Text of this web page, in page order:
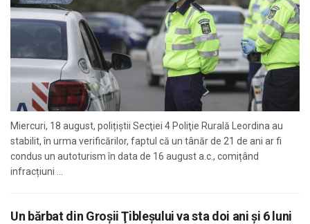
Miercuri, 18 august, polițiștii Secţiei 4 Poliţie Rurală Leordina au
stabilit, în urma verificărilor, faptul că un tânăr de 21 de ani ar fi
condus un autoturism în data de 16 august a.c., comițând
infracțiuni ...
Un bărbat din Groşii Ţibleşului va sta doi ani şi 6 luni